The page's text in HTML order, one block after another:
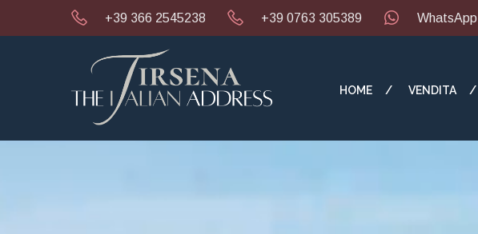
+39 366 2545238 +39 0763 305389 WhatsApp
HOME VENDITA